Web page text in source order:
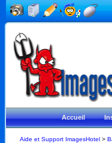
Accueil
Aide et Support ImagesHotel>